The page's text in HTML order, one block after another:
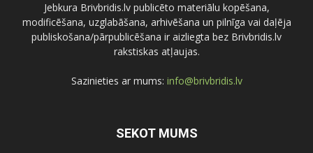
Jebkura Brivbridis.lv publicēto materiālu kopēšana,
modificēšana, uzglabāšana, arhivēšana un pilnīga vai daļēja
publiskošana/pārpublicēšana ir aizliegta bez Brivbridis.lv
rakstiskas atļaujas.
Sazinieties ar mums: info@brivbridis.lv
SEKOT MUMS